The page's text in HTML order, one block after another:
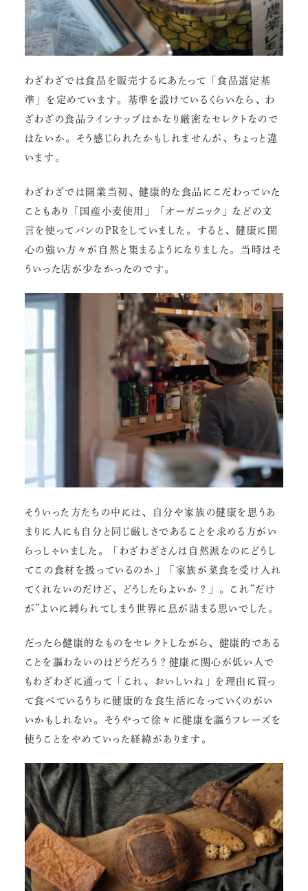
わざわざでは食品を販売するにあたって「食品選定基
準」を定めています。基準を設けているくらいなら、わ
ざわざの食品ラインナップはかなり厳密なセレクトなので
はないか。そう感じられたかもしれませんが、ちょっと違
います。
わざわざでは開業当初、健康的な食品にこだわっていた
こともあり「国産小麦使用」「オーガニック」などの文
言を使ってパンのPRをしていました。すると、健康に関
心の強い方々が自然と集まるようになりました。当時はそ
ういった店が少なかったのです。
そういった方たちの中には、自分や家族の健康を思うあ
まりに人にも自分と同じ厳しさであることを求める方がい
らっしゃいました。「わざわざさんは自然派なのにどうし
てこの食材を扱っているのか」「家族が菜食を受け入れ
てくれないのだけど、どうしたらよいか？」。これ”だけ
が”よいに縛られてしまう世界に息が詰まる思いでした。
だったら健康的なものをセレクトしながら、健康的である
ことを謳わないのはどうだろう？健康に関心が低い人で
もわざわざに通って「これ、おいしいね」を理由に買っ
て食べているうちに健康的な食生活になっていくのがい
いかもしれない。そうやって徐々に健康を謳うフレーズを
使うことをやめていった経緯があります。